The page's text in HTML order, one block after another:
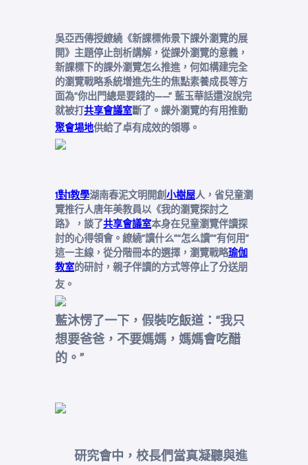
吳亞西傳授繚繞《新課標佈景下課外瀏覽的展
開》主題停止剖析講解，從課外瀏覽的意義，
新課標下的課外瀏覽怎么推進，何如構建完全
的瀏覽戰略系統增進先生的焦點素養成長等方
面為“你出門總是要錢的——” 藍玉華話還沒說完
就被打共享會議室斷了。課外瀏覽的有用推動
聚會場地供給了卓有成效的領導。
1對1教學湖南春泥文明開創小樹屋人，省兒童瀏
覽推行人唐年美教員以《我的瀏覽探討之
路》，談了共享會議室本身在兒童瀏覽伴讀探
討的心得領會。繚繞“讀什么”“怎么讀”“有何用”
這一主線，從分階冊本的選擇，瀏覽戰略瑜伽
教室的研討，親子伴讀的方式等停止了分送朋
友。
藍沐愣了一下，假裝吃飯道：“我只
想要爸爸，不要媽媽，媽媽會吃醋
的。”
研究會中，校長們當真凝聽與進